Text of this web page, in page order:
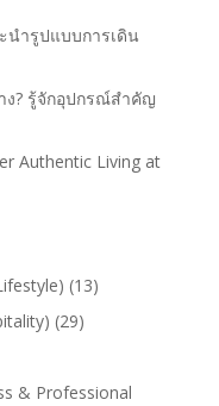
นำรูปแบบการเดิน
ง? รู้จักอุปกรณ์สำคัญ
Authentic Living at
(13)
(29)
& Professional